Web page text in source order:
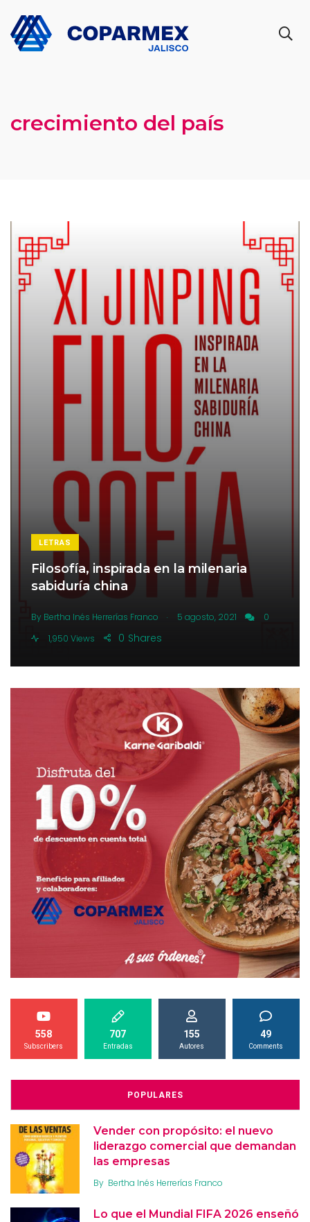
crecimiento del país
LETRAS
Filosofía, inspirada en la milenaria
sabiduría china
By Bertha Inés Herrerías Franco . 5 agosto, 2021
0
1,950 Views
Shares
0
558
Subscribers
707
Entradas
155
Autores
49
Comments
POPULARES
Vender con propósito: el nuevo
liderazgo comercial que demandan
las empresas
By Bertha Inés Herrerías Franco
Lo que el Mundial FIFA 2026 enseñó